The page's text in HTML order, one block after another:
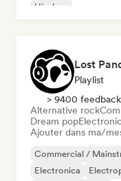
Hip-hop
Lost
Playlist
> 9400
Alternative rock
Dream pop
Ajouter dans ma/
Commercial /
Electronica